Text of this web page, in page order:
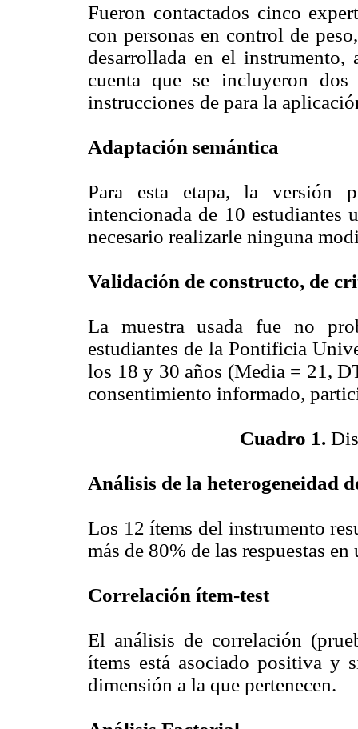
Fueron contactados cinco
con personas en control de
desarrollada en el
cuenta que se incluyeron
instrucciones de para la
Adaptación semántica
Para esta etapa, la versión
intencionada de 10 estudiantes
necesario realizarle ninguna
Validación de constructo, de
La muestra usada fue no
estudiantes de la Pontificia
los 18 y 30 años (Media = 21,
consentimiento informado,
Cuadro 1.
Análisis de la heterogeneidad
Los 12 ítems del instrumento
más de 80% de las respuestas
Correlación ítem-test
El análisis de correlación
ítems está asociado positiva y
dimensión a la que pertenecen.